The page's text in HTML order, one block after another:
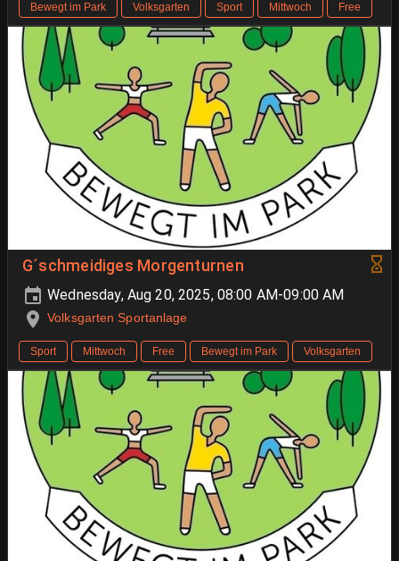
Bewegt im Park Volksgarten Sport Mittwoch Free
G´schmeidiges Morgenturnen
Wednesday, Aug 20, 2025, 08:00 AM-09:00 AM
Volksgarten Sportanlage
Sport Mittwoch Free Bewegt im Park Volksgarten